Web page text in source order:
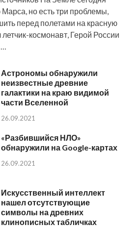
но есть три проблемы,
перед полетами на красную
космонавт, Герой России
Астрономы обнаружили
неизвестные древние
галактики на краю видимой
части Вселенной
26.09.2021
«Разбившийся НЛО»
обнаружили на Google-картах
26.09.2021
Искусственный интеллект
нашел отсутствующие
символы на древних
клинописных табличках